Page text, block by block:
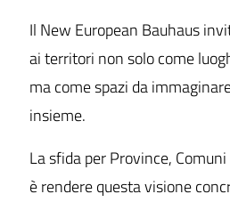
Il New European Bauhaus
ai territori non solo come
ma come spazi da
insieme.
La sfida per Province,
è rendere questa visione